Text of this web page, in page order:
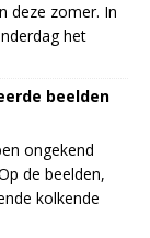
deze zomer. In
het
beelden
ongekend
de beelden,
kolkende